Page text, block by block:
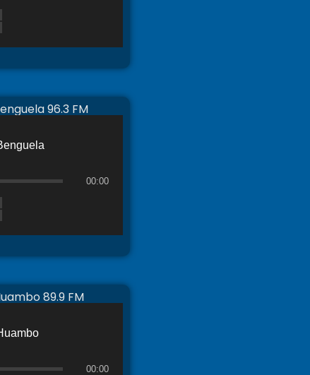
96.3 FM
00:00
89.9 FM
00:00